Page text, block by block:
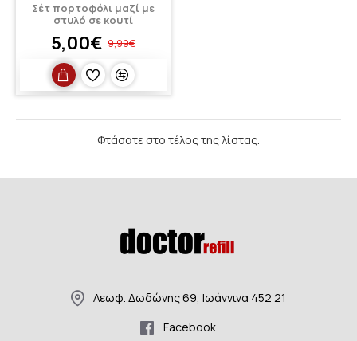
Σέτ πορτοφόλι μαζί με
στυλό σε κουτί
5,00€ 9,99€
Φτάσατε στο τέλος της λίστας.
Λεωφ. Δωδώνης 69, Ιωάννινα 452 21
Facebook